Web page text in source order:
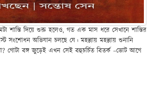
শান্তি দিয়ে শুরু হলেও, গত এক মাস ধরে সেখানে শান্তির
সংশোধন অভিযান চলছে যে। মহল্লায় মহল্লায় শুনানি
গোটা বঙ্গ জুড়েই এখন সেই বহুচর্চিত বিতর্ক –ভোট আগে